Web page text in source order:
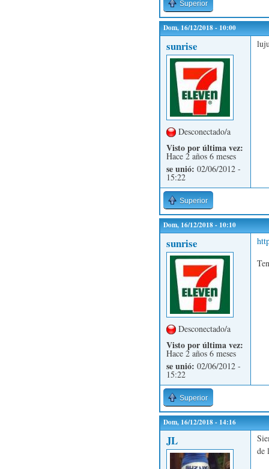
Superior
Dom, 16/12/2018 - 10:00
sunrise
Desconectado/a
Visto por última vez:
Hace 2 años 6 meses
se unió: 02/06/2012 -
15:22
Superior
Dom, 16/12/2018 - 10:10
sunrise
Desconectado/a
Visto por última vez:
Hace 2 años 6 meses
se unió: 02/06/2012 -
15:22
Superior
Dom, 16/12/2018 - 14:16
JL
de